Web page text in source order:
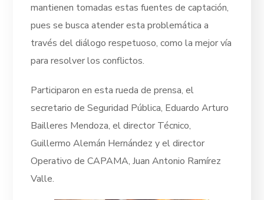
mantienen tomadas estas fuentes de captación,
pues se busca atender esta problemática a
través del diálogo respetuoso, como la mejor vía
para resolver los conflictos.
Participaron en esta rueda de prensa, el
secretario de Seguridad Pública, Eduardo Arturo
Bailleres Mendoza, el director Técnico,
Guillermo Alemán Hernández y el director
Operativo de CAPAMA, Juan Antonio Ramírez
Valle.